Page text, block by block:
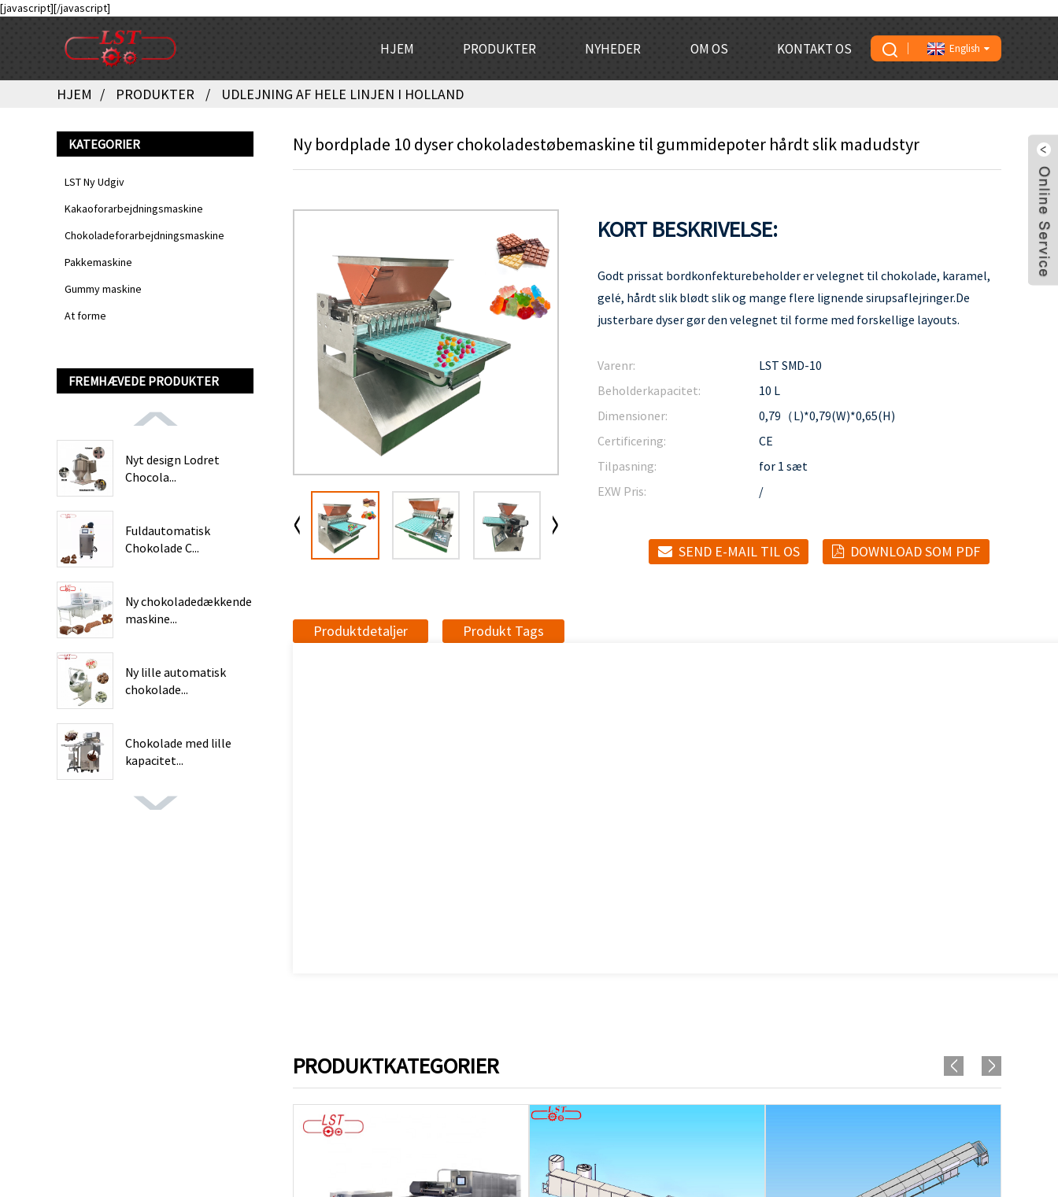
[javascript][/javascript]
HJEM PRODUKTER NYHEDER OM OS KONTAKT OS English
HJEM PRODUKTER UDLEJNING AF HELE LINJEN I HOLLAND
KATEGORIER
LST Ny Udgiv
Kakaoforarbejdningsmaskine
Chokoladeforarbejdningsmaskine
Pakkemaskine
Gummy maskine
At forme
FREMHÆVEDE PRODUKTER
Nyt design Lodret
Chocola...
Fuldautomatisk
Chokolade C...
Ny chokoladedækkende
maskine...
Ny lille automatisk
chokolade...
Chokolade med lille
kapacitet...
Ny bordplade 10 dyser chokoladestøbemaskine til gummidepoter hårdt slik madudstyr
KORT BESKRIVELSE:
Godt prissat bordkonfekturebeholder er velegnet til chokolade, karamel,
gelé, hårdt slik blødt slik og mange flere lignende sirupsaflejringer.De
justerbare dyser gør den velegnet til forme med forskellige layouts.
Varenr:
LST SMD-10
Beholderkapacitet:
10 L
Dimensioner:
0,79（L)*0,79(W)*0,65(H)
Certificering:
CE
Tilpasning:
for 1 sæt
EXW Pris:
/
SEND E-MAIL TIL OS DOWNLOAD SOM PDF
Produktdetaljer Produkt Tags
PRODUKTKATEGORIER